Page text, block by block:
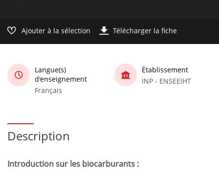
Ajouter à la sélection Télécharger la fiche
Langue(s)
d'enseignement
Français
Établissement
INP - ENSEEIHT
Description
Introduction sur les biocarburants :